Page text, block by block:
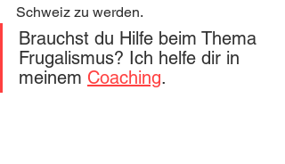
Schweiz zu werden.
Brauchst du Hilfe beim Thema
Frugalismus? Ich helfe dir in
meinem Coaching.